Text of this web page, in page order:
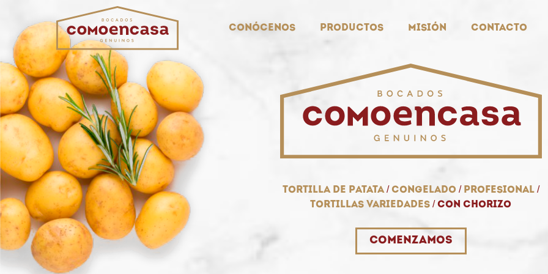
Conócenos Productos Misión Contacto
Tortilla de patata/ Congelado/ Profesional/
Tortillas variedades /Con chorizo
Comenzamos